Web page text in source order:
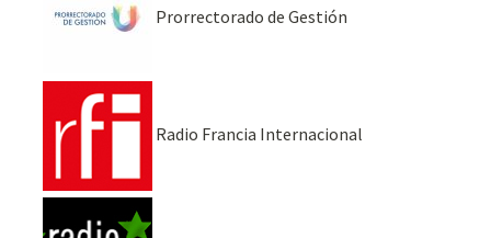
Prorrectorado de Gestión
Radio Francia Internacional